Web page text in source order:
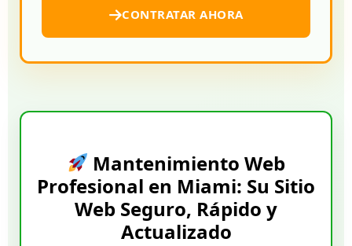
CONTRATAR AHORA
Mantenimiento Web
Profesional en Miami: Su Sitio
Web Seguro, Rápido y
Actualizado